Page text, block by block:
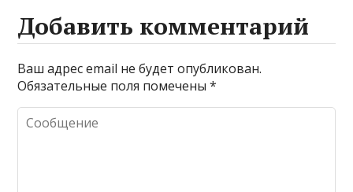
Добавить комментарий
Ваш адрес email не будет опубликован.
Обязательные поля помечены*